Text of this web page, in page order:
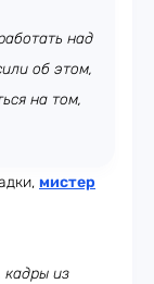
над
об этом,
на том,
мистер
кадры из